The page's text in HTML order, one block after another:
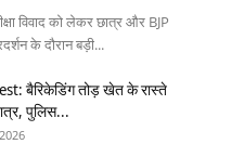
विवाद को लेकर छात्र और BJP
के दौरान बड़ी...
बैरिकेडिंग तोड़ खेत के रास्ते
पुलिस...